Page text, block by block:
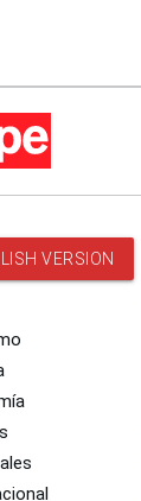
VERSION